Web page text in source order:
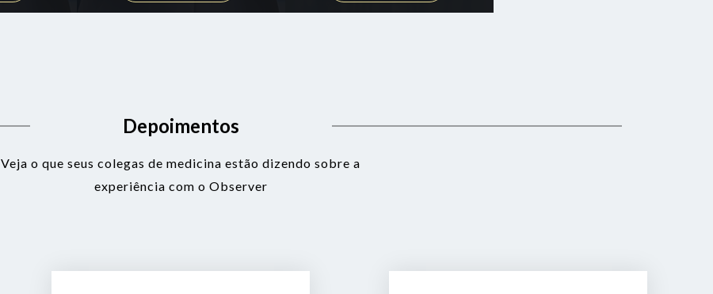
Depoimentos
Veja o que seus colegas de medicina estão dizendo sobre a
experiência com o Observer